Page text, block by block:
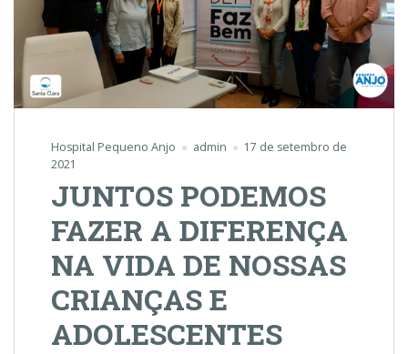
Hospital Pequeno Anjo admin
17 de setembro de
2021
JUNTOS PODEMOS
FAZER A DIFERENÇA
NA VIDA DE NOSSAS
CRIANÇAS E
ADOLESCENTES